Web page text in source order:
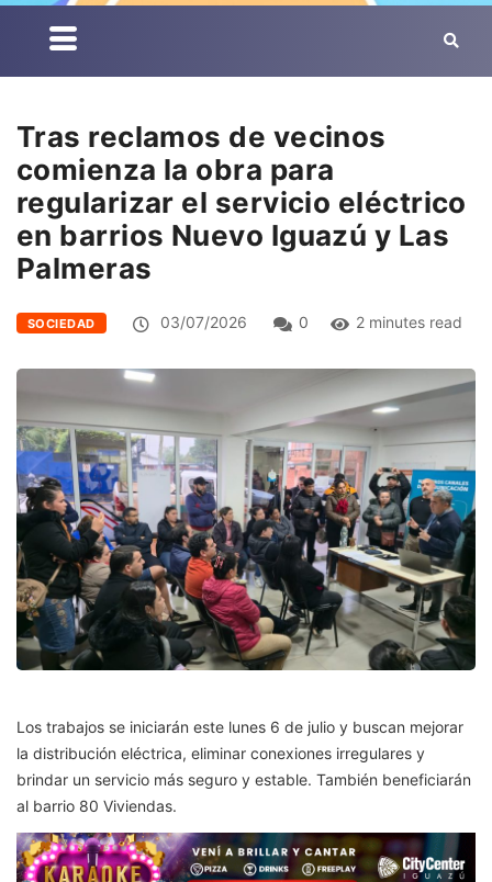
Tras reclamos de vecinos
comienza la obra para
regularizar el servicio eléctrico
en barrios Nuevo Iguazú y Las
Palmeras
SOCIEDAD 03/07/2026 0 2 minutes read
Los trabajos se iniciarán este lunes 6 de julio y buscan mejorar
la distribución eléctrica, eliminar conexiones irregulares y
brindar un servicio más seguro y estable. También beneficiarán
al barrio 80 Viviendas.